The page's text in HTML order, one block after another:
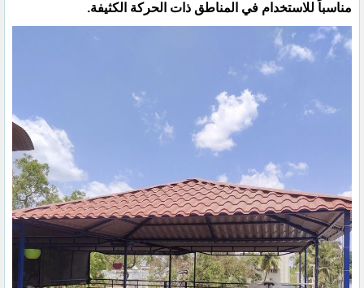
مناسباً للاستخدام في المناطق ذات الحركة الكثيفة.